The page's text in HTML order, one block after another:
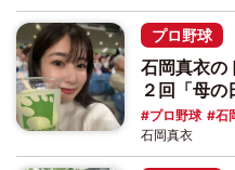
プロ野球
石岡真衣
２回「母の
プロ野球 石
石岡真衣